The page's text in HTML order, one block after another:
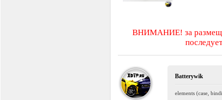
ВНИМАНИЕ! за
Batterywik
elements (case,